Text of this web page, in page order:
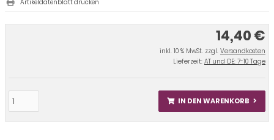
14,40 €
inkl. 10 % MwSt. zzgl. Versandkosten
Lieferzeit: AT und DE: 7-10 Tage
IN DEN WARENKORB
Artikeldatenblatt drucken